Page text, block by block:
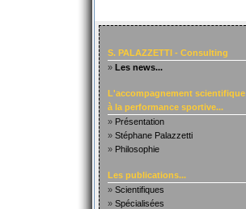
S. PALAZZETTI - Consulting
» Les news...
L'accompagnement scientifique
à la performance sportive...
» Présentation
» Stéphane Palazzetti
» Philosophie
Les publications...
» Scientifiques
» Spécialisées